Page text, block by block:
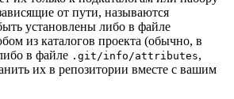
от пути, называются
установлены либо в файле
из каталогов проекта (обычно, в
в файле .git/info/attributes,
их в репозитории вместе с вашим